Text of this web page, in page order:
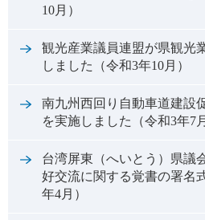
10月）
観光産業議員連盟が県観光
しました（令和3年10月）
南九州西回り自動車道建設
を実施しました（令和3年7
台湾屏東（へいとう）県議
好交流に関する覚書の署名
年4月）